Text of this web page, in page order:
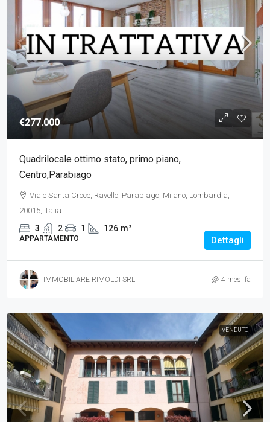
€277.000
Quadrilocale ottimo stato, primo piano,
Centro,Parabiago
Viale Santa Croce, Ravello, Parabiago, Milano, Lombardia,
20015, Italia
3 2 1 126 m²
APPARTAMENTO Dettagli
IMMOBILIARE RIMOLDI SRL 4 mesi fa
VENDUTO